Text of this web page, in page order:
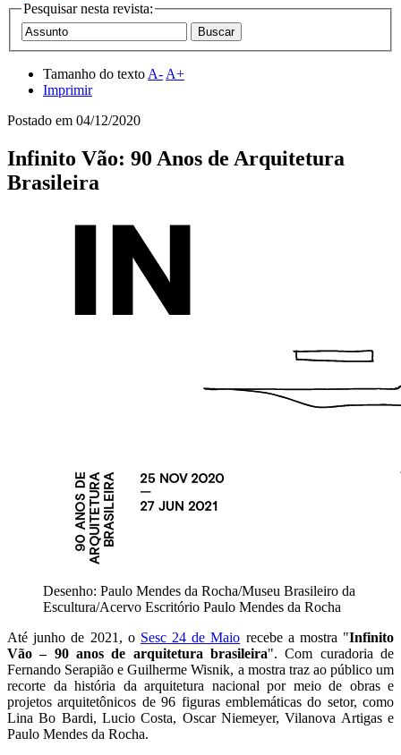
Pesquisar nesta revista:
Tamanho do texto A- A+
Imprimir
Postado em 04/12/2020
Infinito Vão: 90 Anos de Arquitetura
Brasileira
Desenho: Paulo Mendes da Rocha/Museu Brasileiro da
Escultura/Acervo Escritório Paulo Mendes da Rocha
Até junho de 2021, o Sesc 24 de Maio recebe a mostra "Infinito
Vão – 90 anos de arquitetura brasileira". Com curadoria de
Fernando Serapião e Guilherme Wisnik, a mostra traz ao público um
recorte da história da arquitetura nacional por meio de obras e
projetos arquitetônicos de 96 figuras emblemáticas do setor, como
Lina Bo Bardi, Lucio Costa, Oscar Niemeyer, Vilanova Artigas e
Paulo Mendes da Rocha.